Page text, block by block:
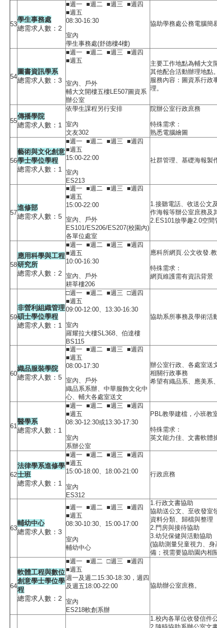
53
學生事務處
總需求人數：2
■週一 ■週二 ■週三 ■週四
■週五
08:30-16:30
室內
學生事務處(舒德樓4樓)
協助學務處公務電腦簡
54
圖書資訊學系
總需求人數：3
■週一 ■週二 ■週三 ■週四
■週五
室內、戶外
輔大文開樓五樓LE507圖資系
辦公室
主要工作地點為輔大文
其他配合活動辦理地點
服務內容：圖資系行政
理。
55
傳播學院
總需求人數：1
依學生課程另行安排
室內
文友302
院辦公室行政庶務
特殊需求：
熟悉電腦繪圖
56
藝術與文化創意
學士學位學程
總需求人數：1
■週一 ■週二 ■週三 ■週四
■週五
15:00-22:00
室內
ES213
社群管理、基礎海報製
57
進修部
總需求人數：5
■週一 ■週二 ■週三 ■週四
■週五
15:00-22:00
室內、戶外
ES101/ES206/ES207(校園內)
各單位處室
1.接聽電話、收送公文
作海報等辦公室庶務及
2.ES101放學趣2.0空間
58
應用科學與工程
研究所
總需求人數：2
■週一 ■週二 ■週三 ■週四
■週五
10:00-16:30
室內、戶外
耕莘樓206
應科所網頁.公文收發.
特殊需求：
網頁維護需有資訊背景
59
非營利組織管理
碩士學位學程
總需求人數：1
□週一 ■週二 ■週三 □週四
■週五
09:00-12:00、13:30-16:30
室內
羅耀拉大樓SL368、伯達樓
BS115
協助系所事務及學術活
60
織品服裝學院
總需求人數：5
■週一 ■週二 ■週三 ■週四
■週五
08:00-17:30
室內、戶外
織品系系辦、中華服飾文化中
心、輔大各處室送文
辦公室行政、各處室送
相關行政事務
希望有織品系、應美系
61
醫學系
總需求人數：1
■週一 ■週二 ■週三 ■週四
■週五
08:30-12:30或13:30-17:30
室內
系辦公室
PBL教學建檔，小班教
特殊需求：
英文能力佳、文書軟體
62
法律學系進修學
士班
總需求人數：1
■週一 ■週二 ■週三 ■週四
■週五
15:00-18:00、18:00-21:00
室內
ES312
行政庶務
63
輔幼中心
總需求人數：3
■週一 ■週二 ■週三 ■週四
■週五
08:30-10:30、15:00-17:00
室內
輔幼中心
1.行政文書協助
協助送公文、至收發室
資料分類、歸檔與整理
2.門房與接待協助
3.幼兒保健與活動協助
(協助測量兒童視力、
備；視需要協助園內相
64
軟體工程與數位
創意學士學位學
程
總需求人數：2
■週一 ■週二 □週三 ■週四
■週五
週一及週二15:30-18:30，週四
及週五18:00-22:00
室內
ES218軟創系辦
協助辦公室庶務。
1.校內各單位收發信件